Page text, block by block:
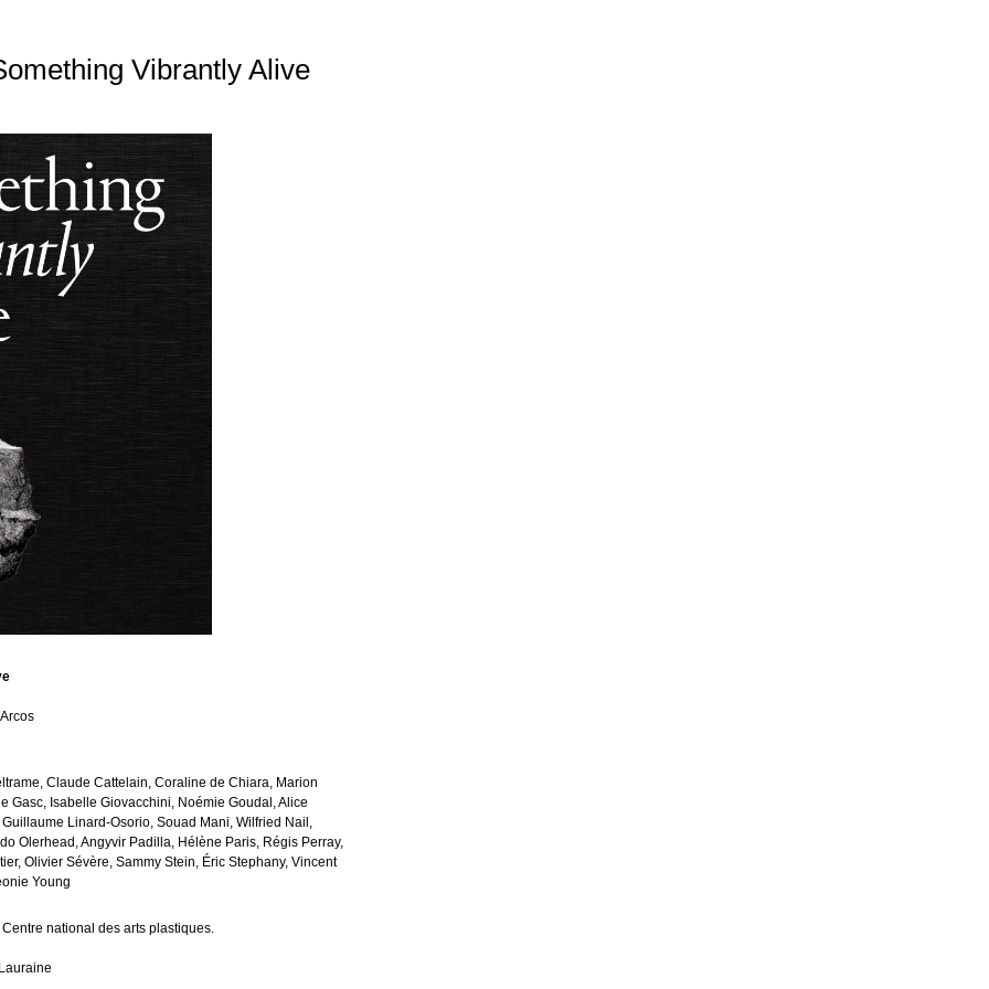
Vibrantly Alive
Claude Cattelain, Coraline de Chiara, Marion
Gasc, Isabelle Giovacchini, Noémie Goudal, Alice
Linard-Osorio, Souad Mani, Wilfried Nail,
Olerhead, Angyvir Padilla, Hélène Paris, Régis Perray,
Olivier Sévère, Sammy Stein, Éric Stephany, Vincent
Young
national des arts plastiques.